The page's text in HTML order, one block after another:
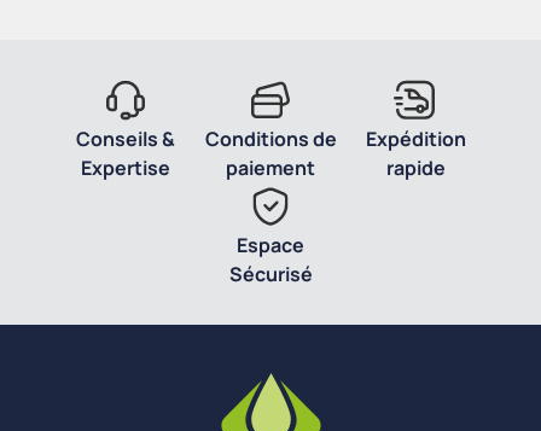
Conseils &
Expertise
Conditions de
paiement
Expédition
rapide
Espace
Sécurisé